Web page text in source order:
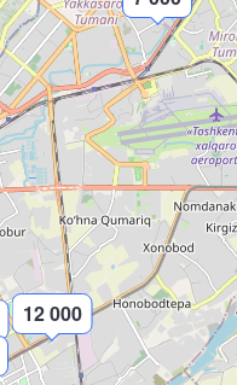
12 000